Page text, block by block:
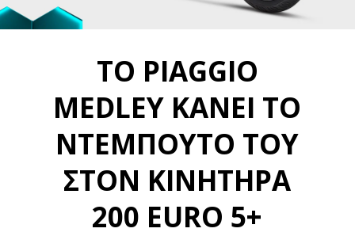
ΤΟ PIAGGIO
MEDLEY ΚΑΝΕΙ ΤΟ
ΝΤΕΜΠΟΥΤΟ ΤΟΥ
ΣΤΟΝ ΚΙΝΗΤΗΡΑ
200 EURO 5+